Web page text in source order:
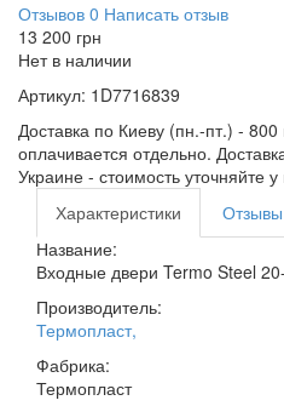
Отзывов 0 Написать отзыв
13 200 грн
Нет в наличии
Артикул: 1D7716839
Доставка по Киеву (пн.-пт.) -
оплачивается отдельно.
Украине - стоимость уточняйте
Характеристики
Название:
Входные двери Termo Steel
Производитель:
Термопласт,
Фабрика:
Термопласт